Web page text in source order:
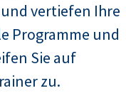
vertiefen Ihre
Programme und
Sie auf
zu.